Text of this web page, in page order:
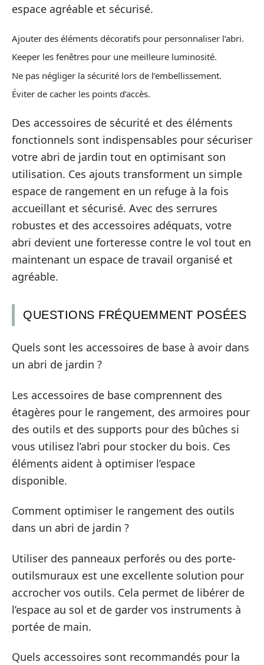
espace agréable et sécurisé.
Ajouter des éléments décoratifs pour personnaliser l’abri.
Keeper les fenêtres pour une meilleure luminosité.
Ne pas négliger la sécurité lors de l’embellissement.
Éviter de cacher les points d’accès.
Des accessoires de sécurité et des éléments
fonctionnels sont indispensables pour sécuriser
votre abri de jardin tout en optimisant son
utilisation. Ces ajouts transforment un simple
espace de rangement en un refuge à la fois
accueillant et sécurisé. Avec des serrures
robustes et des accessoires adéquats, votre
abri devient une forteresse contre le vol tout en
maintenant un espace de travail organisé et
agréable.
QUESTIONS FRÉQUEMMENT POSÉES
Quels sont les accessoires de base à avoir dans
un abri de jardin ?
Les accessoires de base comprennent des
étagères pour le rangement, des armoires pour
des outils et des supports pour des bûches si
vous utilisez l’abri pour stocker du bois. Ces
éléments aident à optimiser l’espace
disponible.
Comment optimiser le rangement des outils
dans un abri de jardin ?
Utiliser des panneaux perforés ou des porte-
outilsmuraux est une excellente solution pour
accrocher vos outils. Cela permet de libérer de
l’espace au sol et de garder vos instruments à
portée de main.
Quels accessoires sont recommandés pour la